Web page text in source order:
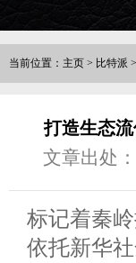
当前位置： 主页 > 比特派 >
打造生态
文章出处
标记着秦
依托新华